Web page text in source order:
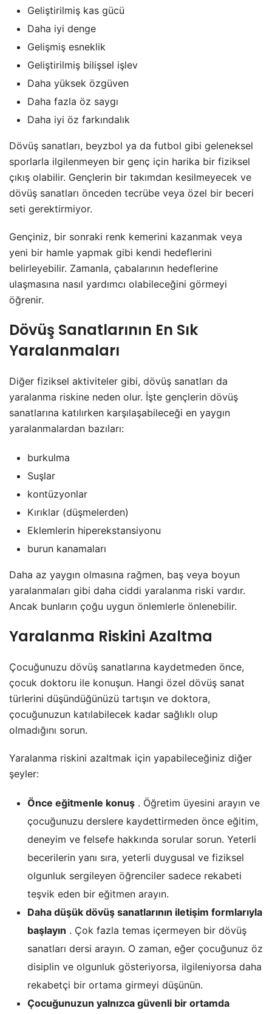
Geliştirilmiş kas gücü
Daha iyi denge
Gelişmiş esneklik
Geliştirilmiş bilişsel işlev
Daha yüksek özgüven
Daha fazla öz saygı
Daha iyi öz farkındalık
Dövüş sanatları, beyzbol ya da futbol gibi geleneksel
sporlarla ilgilenmeyen bir genç için harika bir fiziksel
çıkış olabilir. Gençlerin bir takımdan kesilmeyecek ve
dövüş sanatları önceden tecrübe veya özel bir beceri
seti gerektirmiyor.
Gençiniz, bir sonraki renk kemerini kazanmak veya
yeni bir hamle yapmak gibi kendi hedeflerini
belirleyebilir. Zamanla, çabalarının hedeflerine
ulaşmasına nasıl yardımcı olabileceğini görmeyi
öğrenir.
Dövüş Sanatlarının En Sık
Yaralanmaları
Diğer fiziksel aktiviteler gibi, dövüş sanatları da
yaralanma riskine neden olur. İşte gençlerin dövüş
sanatlarına katılırken karşılaşabileceği en yaygın
yaralanmalardan bazıları:
burkulma
Suşlar
kontüzyonlar
Kırıklar (düşmelerden)
Eklemlerin hiperekstansiyonu
burun kanamaları
Daha az yaygın olmasına rağmen, baş veya boyun
yaralanmaları gibi daha ciddi yaralanma riski vardır.
Ancak bunların çoğu uygun önlemlerle önlenebilir.
Yaralanma Riskini Azaltma
Çocuğunuzu dövüş sanatlarına kaydetmeden önce,
çocuk doktoru ile konuşun. Hangi özel dövüş sanat
türlerini düşündüğünüzü tartışın ve doktora,
çocuğunuzun katılabilecek kadar sağlıklı olup
olmadığını sorun.
Yaralanma riskini azaltmak için yapabileceğiniz diğer
şeyler:
Önce eğitmenle konuş . Öğretim üyesini arayın ve
çocuğunuzu derslere kaydettirmeden önce eğitim,
deneyim ve felsefe hakkında sorular sorun. Yeterli
becerilerin yanı sıra, yeterli duygusal ve fiziksel
olgunluk sergileyen öğrenciler sadece rekabeti
teşvik eden bir eğitmen arayın.
Daha düşük dövüş sanatlarının iletişim formlarıyla
başlayın . Çok fazla temas içermeyen bir dövüş
sanatları dersi arayın. O zaman, eğer çocuğunuz öz
disiplin ve olgunluk gösteriyorsa, ilgileniyorsa daha
rekabetçi bir ortama girmeyi düşünün.
Çocuğunuzun yalnızca güvenli bir ortamda